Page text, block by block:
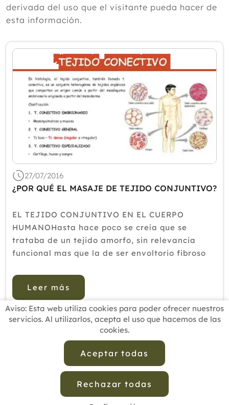
Marzo
Enero
2025
2024
2023
2022
2021
2020
2018
2016
2015
2012
derivada del uso que el visitante pueda hacer de
esta información.
27/07/2016
¿POR QUÉ EL MASAJE DE TEJIDO CONJUNTIVO?
EL TEJIDO CONJUNTIVO EN EL CUERPO
HUMANOHasta hace poco se creía que se
trataba de un tejido amorfo, sin relevancia
funcional mas que la de ser envoltorio fibroso
estudios recientes ha demostrado su gran
importancia.Bases estructurales del Tejido
Conect...
Leer más
Aviso: Esta web utiliza cookies para poder ofrecer nuestros
servicios. Al utilizarlos, acepta el uso que hacemos de las
cookies.
Aceptar todas
Rechazar todas
BUSCADOR PROFESIONALES
ESCUELAS RECOMENDADAS
CONTACTO
Política de Privacidad de Datos
Política de Calidad
Política de Cookies